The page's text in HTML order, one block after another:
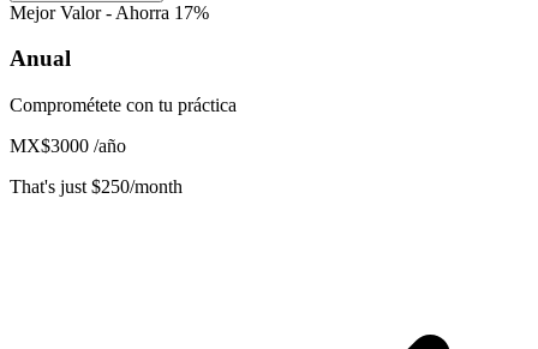
Mejor Valor - Ahorra 17%
Anual
Comprométete con tu práctica
MX$3000 /año
That's just $250/month